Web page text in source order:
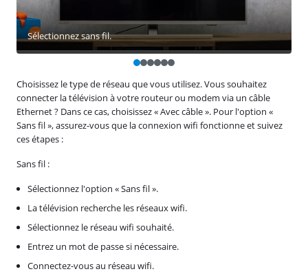
Choisissez le type de réseau que vous utilisez. Vous souhaitez
connecter la télévision à votre routeur ou modem via un câble
Ethernet ? Dans ce cas, choisissez « Avec câble ». Pour l'option «
Sans fil », assurez-vous que la connexion wifi fonctionne et suivez
ces étapes :
Sans fil :
Sélectionnez l'option « Sans fil ».
La télévision recherche les réseaux wifi.
Sélectionnez le réseau wifi souhaité.
Entrez un mot de passe si nécessaire.
Connectez-vous au réseau wifi.
Sélectionnez sans fil.